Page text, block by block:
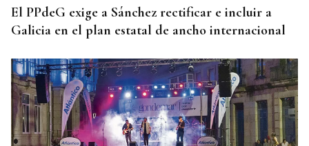
El PPdeG exige a Sánchez rectificar e incluir a
Galicia en el plan estatal de ancho internacional